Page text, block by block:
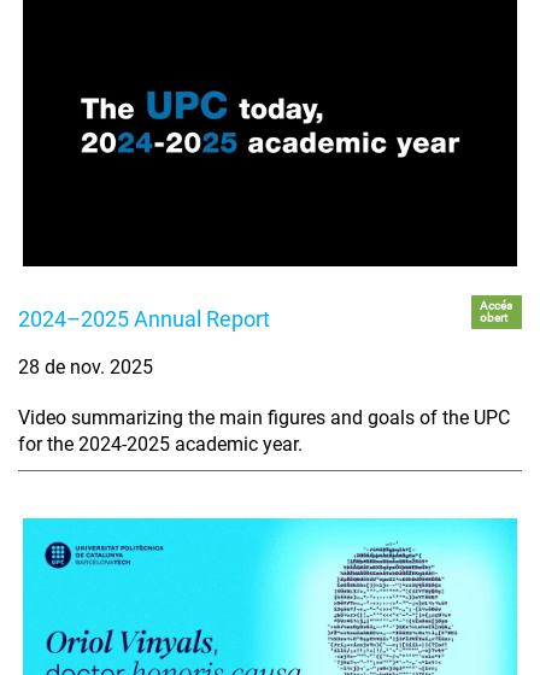
2024–2025 Annual Report
Accés
obert
28 de nov. 2025
Video summarizing the main figures and goals of the UPC
for the 2024-2025 academic year.